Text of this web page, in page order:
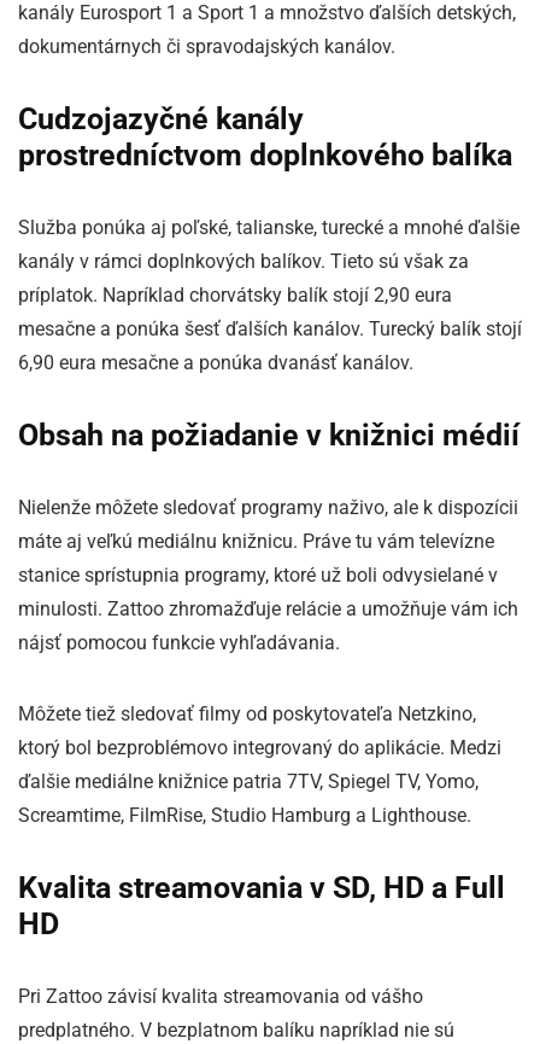
kanály Eurosport 1 a Sport 1 a množstvo ďalších detských,
dokumentárnych či spravodajských kanálov.
Cudzojazyčné kanály
prostredníctvom doplnkového balíka
Služba ponúka aj poľské, talianske, turecké a mnohé ďalšie
kanály v rámci doplnkových balíkov. Tieto sú však za
príplatok. Napríklad chorvátsky balík stojí 2,90 eura
mesačne a ponúka šesť ďalších kanálov. Turecký balík stojí
6,90 eura mesačne a ponúka dvanásť kanálov.
Obsah na požiadanie v knižnici médií
Nielenže môžete sledovať programy naživo, ale k dispozícii
máte aj veľkú mediálnu knižnicu. Práve tu vám televízne
stanice sprístupnia programy, ktoré už boli odvysielané v
minulosti. Zattoo zhromažďuje relácie a umožňuje vám ich
nájsť pomocou funkcie vyhľadávania.
Môžete tiež sledovať filmy od poskytovateľa Netzkino,
ktorý bol bezproblémovo integrovaný do aplikácie. Medzi
ďalšie mediálne knižnice patria 7TV, Spiegel TV, Yomo,
Screamtime, FilmRise, Studio Hamburg a Lighthouse.
Kvalita streamovania v SD, HD a Full
HD
Pri Zattoo závisí kvalita streamovania od vášho
predplatného. V bezplatnom balíku napríklad nie sú